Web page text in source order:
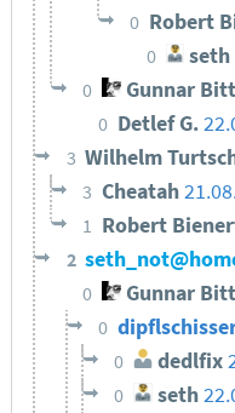
0 Robert
0 seth
0 Gunnar
0 Detlef G.
3 Wilhelm
3 Cheatah
1 Robert
2
0 Gunnar
0
0 dedlfix
0 seth